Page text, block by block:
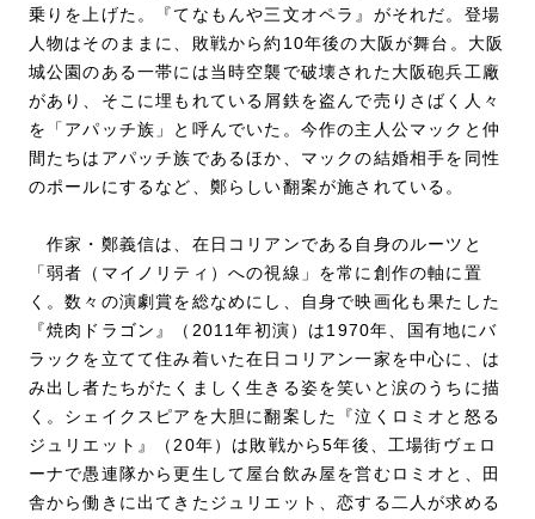
乗りを上げた。『てなもんや三文オペラ』がそれだ。登場
人物はそのままに、敗戦から約10年後の大阪が舞台。大阪
城公園のある一帯には当時空襲で破壊された大阪砲兵工廠
があり、そこに埋もれている屑鉄を盗んで売りさばく人々
を「アパッチ族」と呼んでいた。今作の主人公マックと仲
間たちはアパッチ族であるほか、マックの結婚相手を同性
のポールにするなど、鄭らしい翻案が施されている。
作家・鄭義信は、在日コリアンである自身のルーツと
「弱者（マイノリティ）への視線」を常に創作の軸に置
く。数々の演劇賞を総なめにし、自身で映画化も果たした
『焼肉ドラゴン』（2011年初演）は1970年、国有地にバ
ラックを立てて住み着いた在日コリアン一家を中心に、は
み出し者たちがたくましく生きる姿を笑いと涙のうちに描
く。シェイクスピアを大胆に翻案した『泣くロミオと怒る
ジュリエット』（20年）は敗戦から5年後、工場街ヴェロ
ーナで愚連隊から更生して屋台飲み屋を営むロミオと、田
舎から働きに出てきたジュリエット、恋する二人が求める